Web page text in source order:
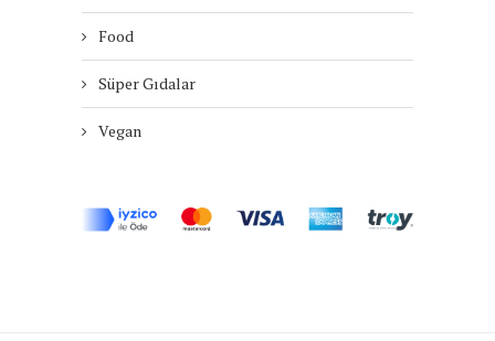
Food
Süper Gıdalar
Vegan